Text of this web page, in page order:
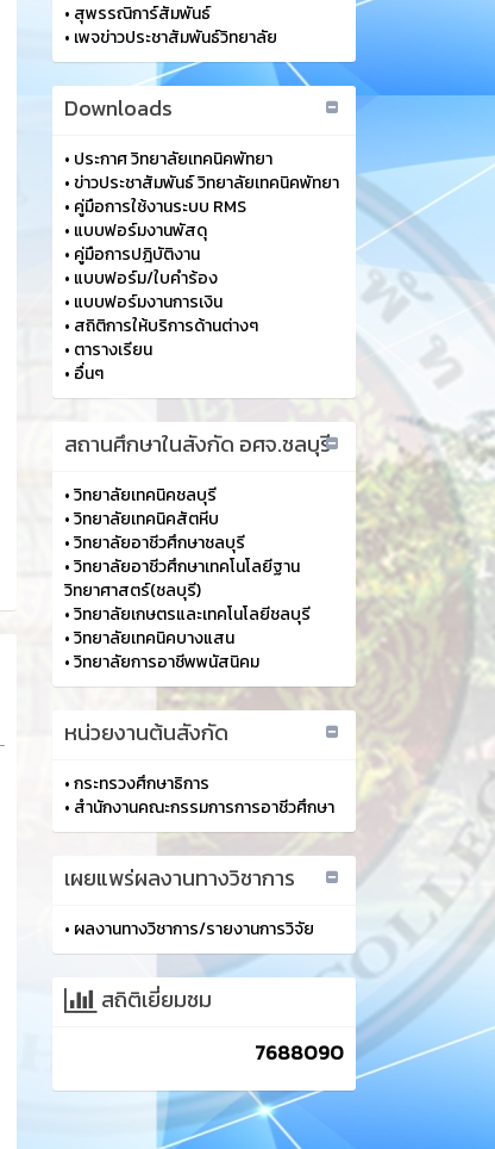
• สุพรรณิการ์สัมพันธ์
• เพจข่าวประชาสัมพันธ์วิทยาลัย
Downloads
• ประกาศ วิทยาลัยเทคนิคพัทยา
• ข่าวประชาสัมพันธ์ วิทยาลัยเทคนิคพัทยา
• คู่มือการใช้งานระบบ RMS
• แบบฟอร์มงานพัสดุ
• คู่มือการปฎิบัติงาน
• แบบฟอร์ม/ใบคำร้อง
• แบบฟอร์มงานการเงิน
• สถิติการให้บริการด้านต่างๆ
• ตารางเรียน
• อื่นๆ
สถานศึกษาในสังกัด อศจ.ชลบุรี
•วิทยาลัยเทคนิคชลบุรี
•วิทยาลัยเทคนิคสัตหีบ
•วิทยาลัยอาชีวศึกษาชลบุรี
•วิทยาลัยอาชีวศึกษาเทคโนโลยีฐาน
วิทยาศาสตร์(ชลบุรี)
•วิทยาลัยเกษตรและเทคโนโลยีชลบุรี
•วิทยาลัยเทคนิคบางแสน
•วิทยาลัยการอาชีพพนัสนิคม
หน่วยงานต้นสังกัด
•กระทรวงศึกษาธิการ
• สำนักงานคณะกรรมการการอาชีวศึกษา
เผยแพร่ผลงานทางวิชาการ
• ผลงานทางวิชาการ/รายงานการวิจัย
สถิติเยี่ยมชม
7688090